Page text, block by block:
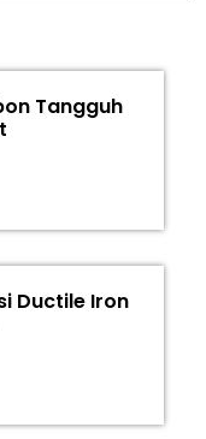
Tangguh
Ductile Iron